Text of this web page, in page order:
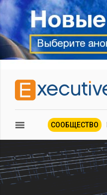
СООБЩЕСТВО